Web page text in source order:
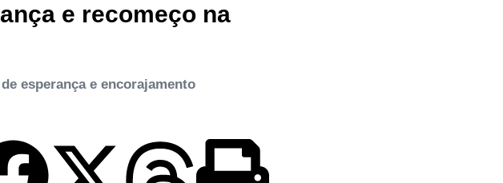
e recomeço na
esperança e encorajamento